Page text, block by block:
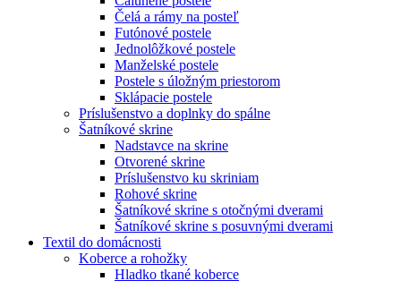
Čelá a rámy na posteľ
Futónové postele
Jednolôžkové postele
Manželské postele
Postele s úložným priestorom
Sklápacie postele
Príslušenstvo a doplnky do spálne
Šatníkové skrine
Nadstavce na skrine
Otvorené skrine
Príslušenstvo ku skriniam
Rohové skrine
Šatníkové skrine s otočnými dverami
Šatníkové skrine s posuvnými dverami
Textil do domácnosti
Koberce a rohožky
Hladko tkané koberce